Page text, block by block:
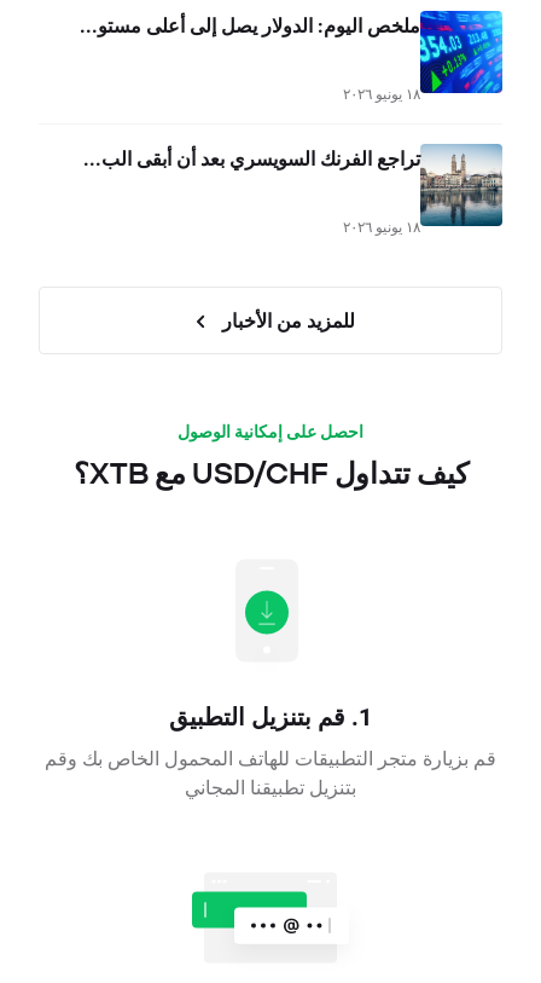
ملخص اليوم: الدولار يصل إلى أعلى مستو...
١٨ يونيو ٢٠٢٦
تراجع الفرنك السويسري بعد أن أبقى الب...
١٨ يونيو ٢٠٢٦
للمزيد من الأخبار
احصل على إمكانية الوصول
كيف تتداول USD/CHF مع XTB؟
1. قم بتنزيل التطبيق
قم بزيارة متجر التطبيقات للهاتف المحمول الخاص بك وقم
بتنزيل تطبيقنا المجاني